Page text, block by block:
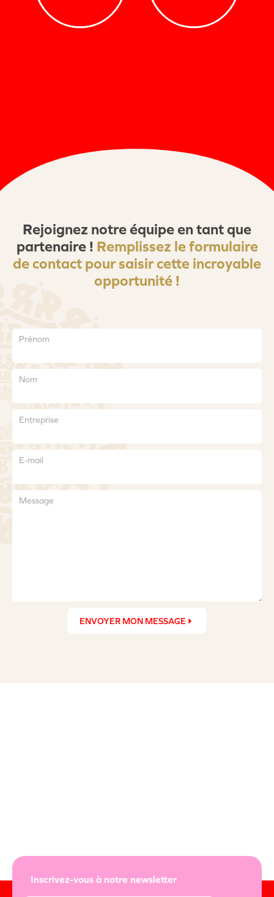
Rejoignez notreéquipeen tantque
partenaire ! Remplissez le formulaire
decontact pour saisircette incroyable
opportunité !
Prénom
Nom
Entreprise
E-mail
Message
ENVOYER MON MESSAGE
Inscrivez-vous à notre newsletter